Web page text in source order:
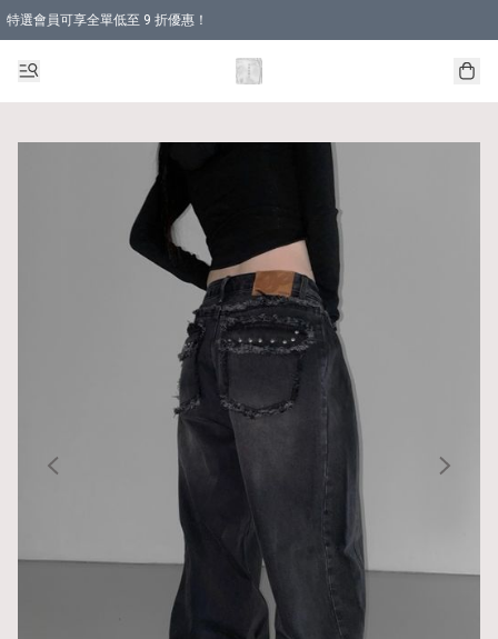
特選會員可享全單低至 9 折優惠！